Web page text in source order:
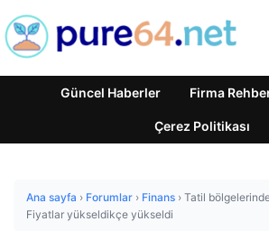
Güncel Haberler Firma
Çerez Politikası
Ana sayfa › Forumlar › Finans › Tatil
Fiyatlar yükseldikçe yükseldi